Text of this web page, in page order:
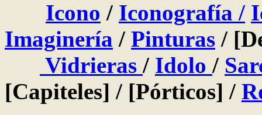
Icono / Iconografía /
Imaginería / Pinturas /
Vidrieras / Idolo /
[Capiteles] / [Pórticos] /